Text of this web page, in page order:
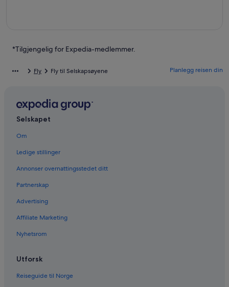
*Tilgjengelig for Expedia-medlemmer.
Fly Fly til Selskapsøyene Planlegg reisen din
Selskapet
Om
Ledige stillinger
Annonser overnattingsstedet ditt
Partnerskap
Advertising
Affiliate Marketing
Nyhetsrom
Utforsk
Reiseguide til Norge